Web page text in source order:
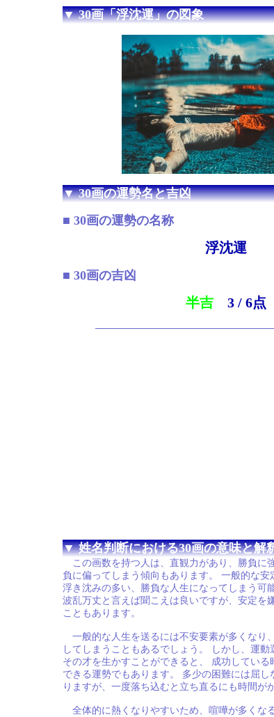
▼ 30画「浮沈運」の図象
▼ 30画の運勢名と吉凶
■ 30画の運勢の名称
浮沈運
■ 30画の吉凶
半吉 3 / 6点
▼ 姓名判断における30画の意味と解
この画数を持つ人は、直観力があり、勝負に
負に偏ってしまう傾向もあります。 一般的な
浮き沈みの多い、勝負な人生になってしまう可
波乱万丈と言えば聞こえは良いですが、安定を
こともあります。
一般的な人生を送るには不安要素が多くなり
してしまうこともあるでしょう。 しかし、運
その才を生かすことができると、 成功してい
できる運勢でもあります。 多少の困難には屈
りますが、一度落ち込むと立ち直るにも時間が
全体的に熱くなりやすいため、喧嘩が多くな